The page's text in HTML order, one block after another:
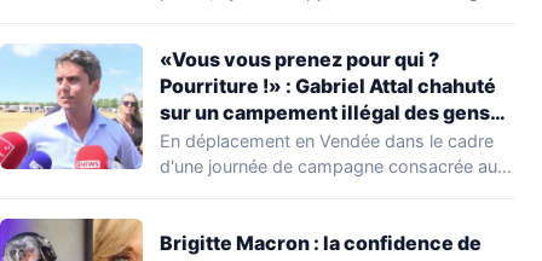
«Vous vous prenez pour qui ?
Pourriture !» : Gabriel Attal chahuté
sur un campement illégal des gens
du voyage
En déplacement en Vendée dans le cadre
d'une journée de campagne consacrée aux
Brigitte Macron : la confidence de